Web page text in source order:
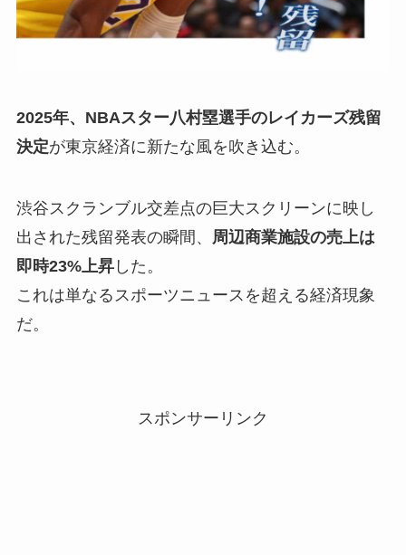
2025年、NBAスター八村塁選手のレイカーズ残留
決定が東京経済に新たな風を吹き込む。
渋谷スクランブル交差点の巨大スクリーンに映し
出された残留発表の瞬間、 周辺商業施設の売上は
即時23%上昇した。
これは単なるスポーツニュースを超える経済現象
だ。
スポンサーリンク